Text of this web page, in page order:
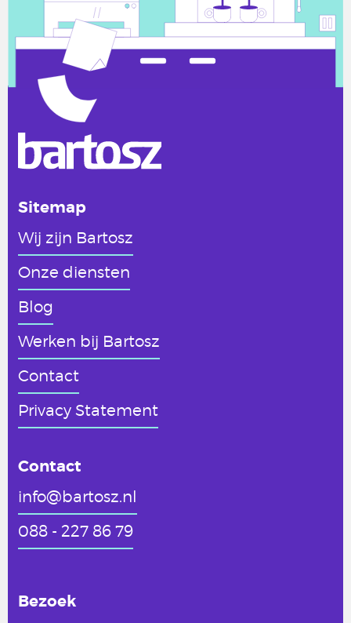
Sitemap
Wij zijn Bartosz
Onze diensten
Blog
Werken bij Bartosz
Contact
Privacy Statement
Contact
info@bartosz.nl
088 - 227 86 79
Bezoek